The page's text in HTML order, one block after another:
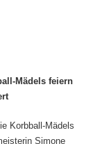
Mädels feiern
Korbball-Mädels
Simone